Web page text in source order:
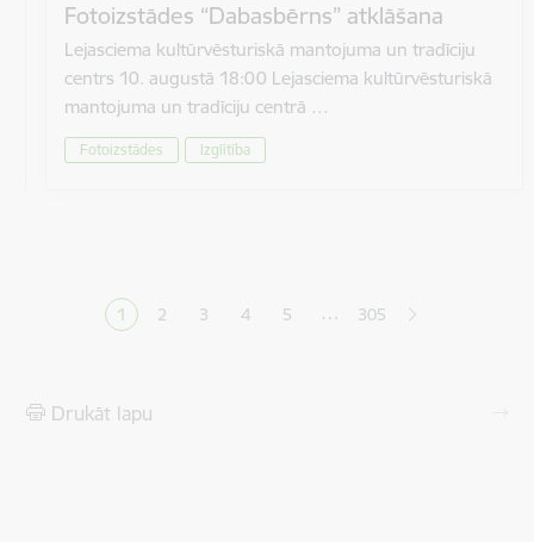
Fotoizstādes “Dabasbērns” atklāšana
Lejasciema kultūrvēsturiskā mantojuma un tradīciju
centrs 10. augustā 18:00 Lejasciema kultūrvēsturiskā
mantojuma un tradīciju centrā …
Fotoizstādes Izglītība
Pašreizējā lapa
1 Lapa
2 Lapa
3 Lapa
4 Lapa
5 … 305
Drukāt lapu